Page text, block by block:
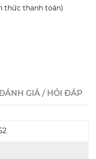
thức thanh toán)
GIÁ / HỎI ĐÁP